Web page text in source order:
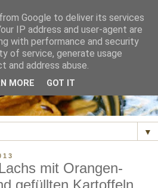
▼
mit Orangen-
gefüllten Kartoffeln
Google to deliver its services
IP address and user-agent are
with performance and security
of service, generate usage
address abuse.
MORE GOT IT